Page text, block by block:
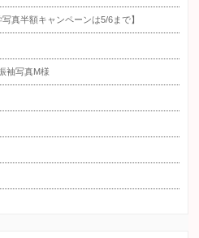
真半額キャンペーンは5/6まで】
袖写真M様